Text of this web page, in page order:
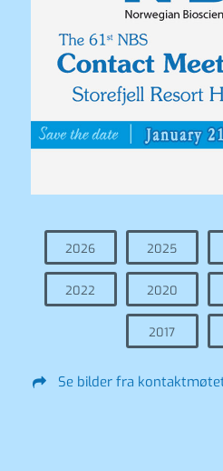
2026 2025
2022 2020
2017
Se bilder fra